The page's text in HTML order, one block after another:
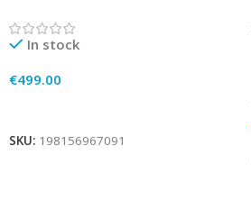
In stock
€499.00
SKU: 198156967091